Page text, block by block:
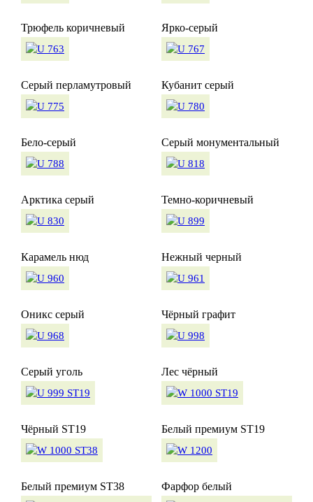
Трюфель коричневый Ярко-серый
Серый перламутровый Кубанит серый
Бело-серый Серый монументальный
Арктика серый Темно-коричневый
Карамель нюд Нежный черный
Оникс серый Чёрный графит
Серый уголь Лес чёрный
Чёрный ST19 Белый премиум ST19
Белый премиум ST38 Фарфор белый